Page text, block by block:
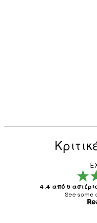
4.4 από 5
See some